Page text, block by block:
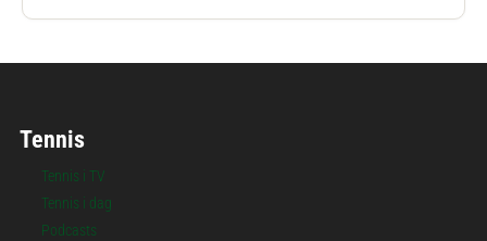
Tennis
Tennis i TV
Tennis i dag
Podcasts